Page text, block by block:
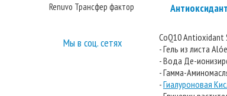
Renuvo Трансфер фактор
Мы в соц. сетях
CoQ10 Antioxidant
- Гель из листа
- Вода Де-
- Гамма-
-Гиалуроновая